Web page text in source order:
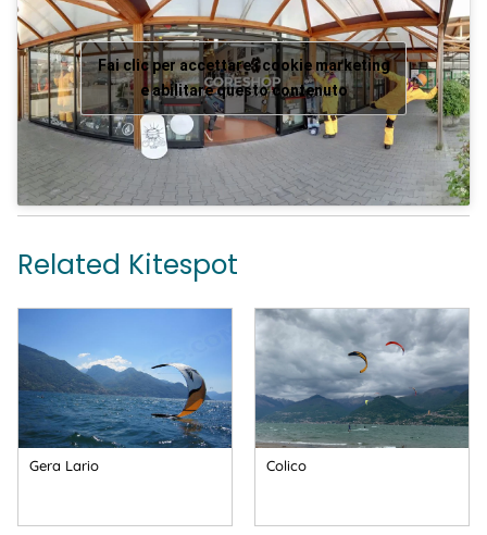
Fai clic per accettare i cookie marketing
e abilitare questo contenuto
Related Kitespot
Gera Lario Colico